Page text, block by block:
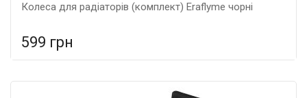
Колеса для радіаторів (комплект) Eraflyme чорні
599 грн